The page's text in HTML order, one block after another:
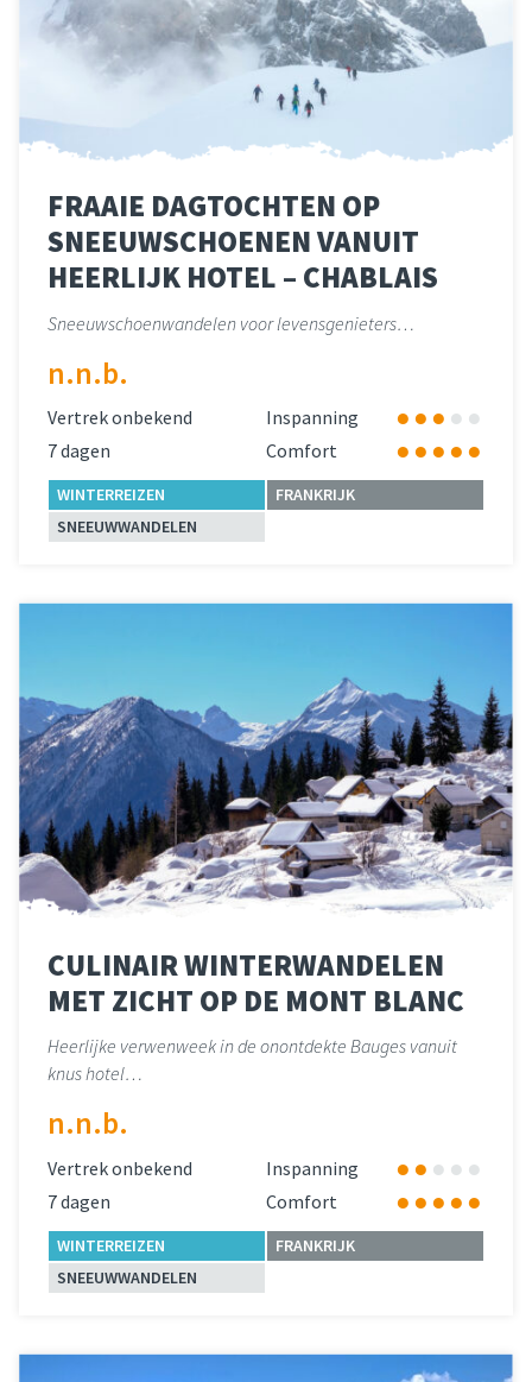
FRAAIE DAGTOCHTEN OP
SNEEUWSCHOENEN VANUIT
HEERLIJK HOTEL – CHABLAIS
Sneeuwschoenwandelen voor levensgenieters…
n.n.b.
Vertrek onbekend
Inspanning
7 dagen
Comfort
WINTERREIZEN
FRANKRIJK
SNEEUWWANDELEN
CULINAIR WINTERWANDELEN
MET ZICHT OP DE MONT BLANC
Heerlijke verwenweek in de onontdekte Bauges vanuit
knus hotel…
n.n.b.
Vertrek onbekend
Inspanning
7 dagen
Comfort
WINTERREIZEN
FRANKRIJK
SNEEUWWANDELEN